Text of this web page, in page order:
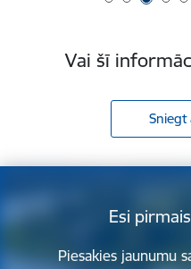
Vai šī
Sniegt
Esi
Piesakies jaunumu